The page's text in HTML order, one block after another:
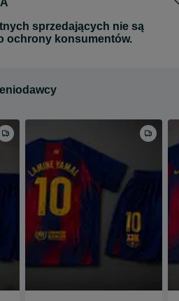
sprzedających nie są
ochrony konsumentów.